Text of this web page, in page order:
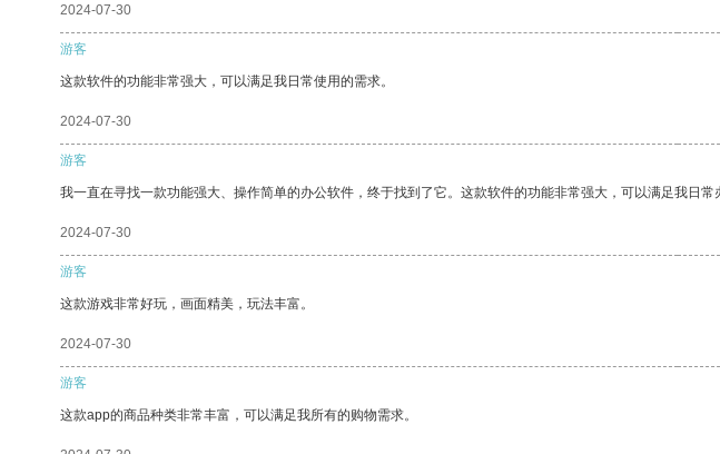
2024-07-30
游客
这款软件的功能非常强大，可以满足我日常使用的需求。
2024-07-30
游客
我一直在寻找一款功能强大、操作简单的办公软件，终于找到了它。这款软件的功能非常强大，可以满足我日
2024-07-30
游客
这款游戏非常好玩，画面精美，玩法丰富。
2024-07-30
游客
这款app的商品种类非常丰富，可以满足我所有的购物需求。